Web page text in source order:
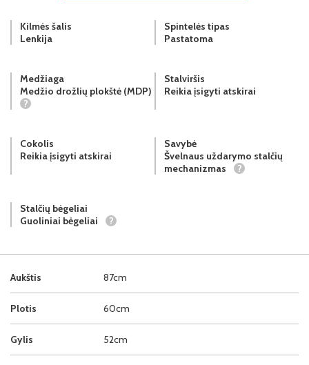
Aukštis 87cm
Plotis 60cm
Gylis 52cm
Kilmės šalis
Lenkija
Spintelės tipas
Pastatoma
Medžiaga
Medžio drožlių plokštė (MDP)
?
Stalviršis
Reikia įsigyti atskirai
Cokolis
Reikia įsigyti atskirai
Savybė
Švelnaus uždarymo stalčių
mechanizmas
?
Stalčių bėgeliai
Guoliniai bėgeliai
?